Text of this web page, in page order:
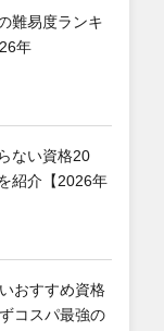
難易度ランキ
年
ない資格20
紹介【2026年
おすすめ資格
コスパ最強の